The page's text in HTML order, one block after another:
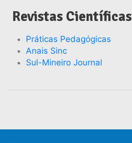
Revistas Científicas
Práticas Pedagógicas
Anais Sinc
Sul-Mineiro Journal